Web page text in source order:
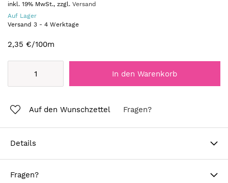
inkl. 19% MwSt., zzgl. Versand
Auf Lager
Versand 3 - 4 Werktage
2,35 €/100m
In den Warenkorb
Auf den Wunschzettel Fragen?
Details
Fragen?